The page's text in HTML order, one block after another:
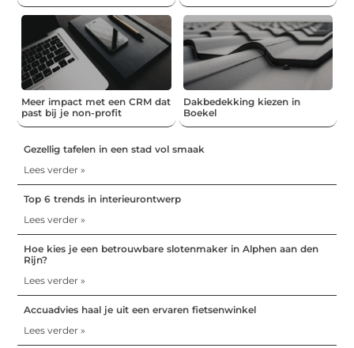
Meer impact met een CRM dat
past bij je non-profit
Dakbedekking kiezen in
Boekel
Gezellig tafelen in een stad vol smaak
Lees verder »
Top 6 trends in interieurontwerp
Lees verder »
Hoe kies je een betrouwbare slotenmaker in Alphen aan den
Rijn?
Lees verder »
Accuadvies haal je uit een ervaren fietsenwinkel
Lees verder »